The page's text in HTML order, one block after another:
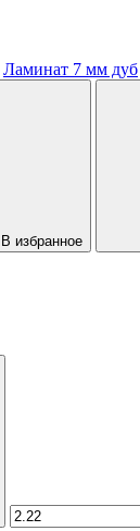
Ламинат 7 мм дуб
В избранное